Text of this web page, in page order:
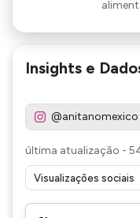
Insights e
@anitanomexico
última atualização -
Visualizações sociais